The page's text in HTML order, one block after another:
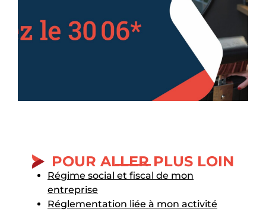
POUR ALLER PLUS LOIN
Régime social et fiscal de mon
entreprise
Réglementation liée à mon activité